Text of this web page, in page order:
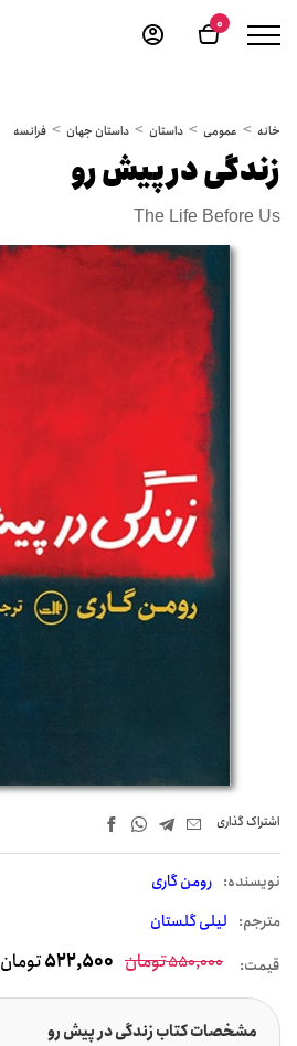
0
خانه عمومی داستان داستان جهان فرانسه
زندگی در پیش رو
The Life Before Us
اشتراک‌ گذاری
نويسنده: رومن گاری
مترجم: لیلی گلستان
قیمت: 550,000تومان 522,500تومان
مشخصات کتاب زندگی در پیش رو